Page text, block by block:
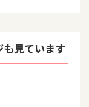
も見ています